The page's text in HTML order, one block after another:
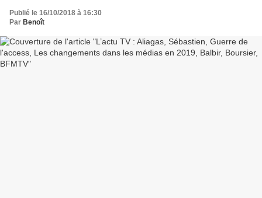
Publié le 16/10/2018 à 16:30
Par Benoît